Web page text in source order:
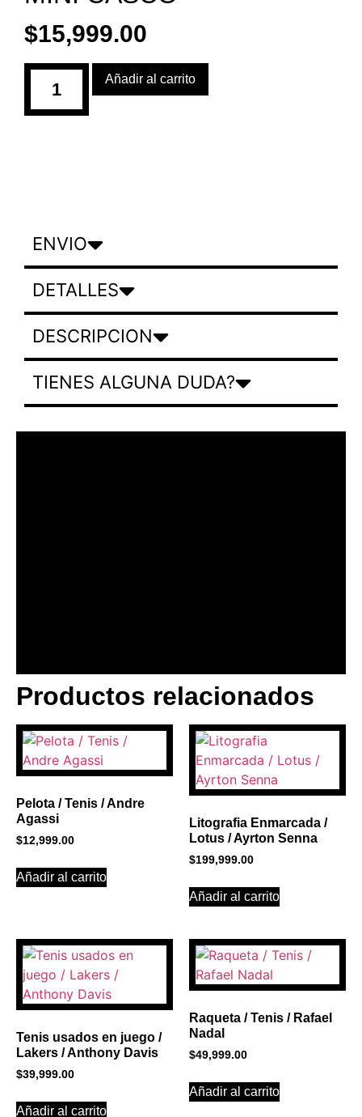
$15,999.00
Añadir al carrito
ENVIO
DETALLES
DESCRIPCION
TIENES ALGUNA DUDA?
BANNER CON
PROMOCIONES 1
Click Here
Productos relacionados
Pelota / Tenis / Andre
Agassi
$12,999.00
Añadir al carrito
Litografia Enmarcada /
Lotus / Ayrton Senna
$199,999.00
Añadir al carrito
Tenis usados en juego /
Lakers / Anthony Davis
$39,999.00
Añadir al carrito
Raqueta / Tenis / Rafael
Nadal
$49,999.00
Añadir al carrito